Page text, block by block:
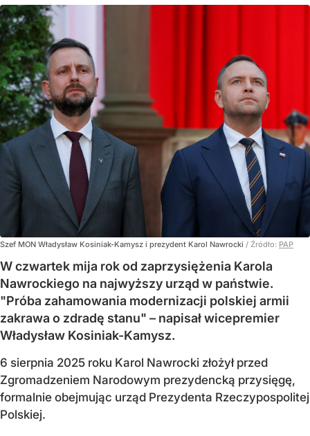
Szef MON Władysław Kosiniak-Kamysz i prezydent Karol Nawrocki / Źródło: PAP
W czwartek mija rok od zaprzysiężenia Karola
Nawrockiego na najwyższy urząd w państwie.
"Próba zahamowania modernizacji polskiej armii
zakrawa o zdradę stanu" – napisał wicepremier
Władysław Kosiniak-Kamysz.
6 sierpnia 2025 roku Karol Nawrocki złożył przed
Zgromadzeniem Narodowym prezydencką przysięgę,
formalnie obejmując urząd Prezydenta Rzeczypospolitej
Polskiej.